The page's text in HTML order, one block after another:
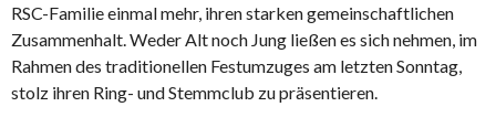
RSC-Familie einmal mehr, ihren starken gemeinschaftlichen
Zusammenhalt. Weder Alt noch Jung ließen es sich nehmen, im
Rahmen des traditionellen Festumzuges am letzten Sonntag,
stolz ihren Ring- und Stemmclub zu präsentieren.